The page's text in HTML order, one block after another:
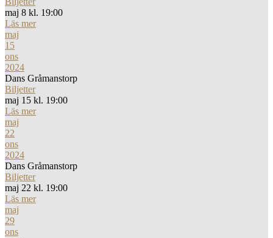
maj 8 kl. 19:00
Läs mer
maj
15
ons
2024
Dans Gråmanstorp
Biljetter
maj 15 kl. 19:00
Läs mer
maj
22
ons
2024
Dans Gråmanstorp
Biljetter
maj 22 kl. 19:00
Läs mer
maj
29
ons